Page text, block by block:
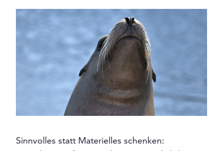
Sinnvolles statt Materielles schenken: